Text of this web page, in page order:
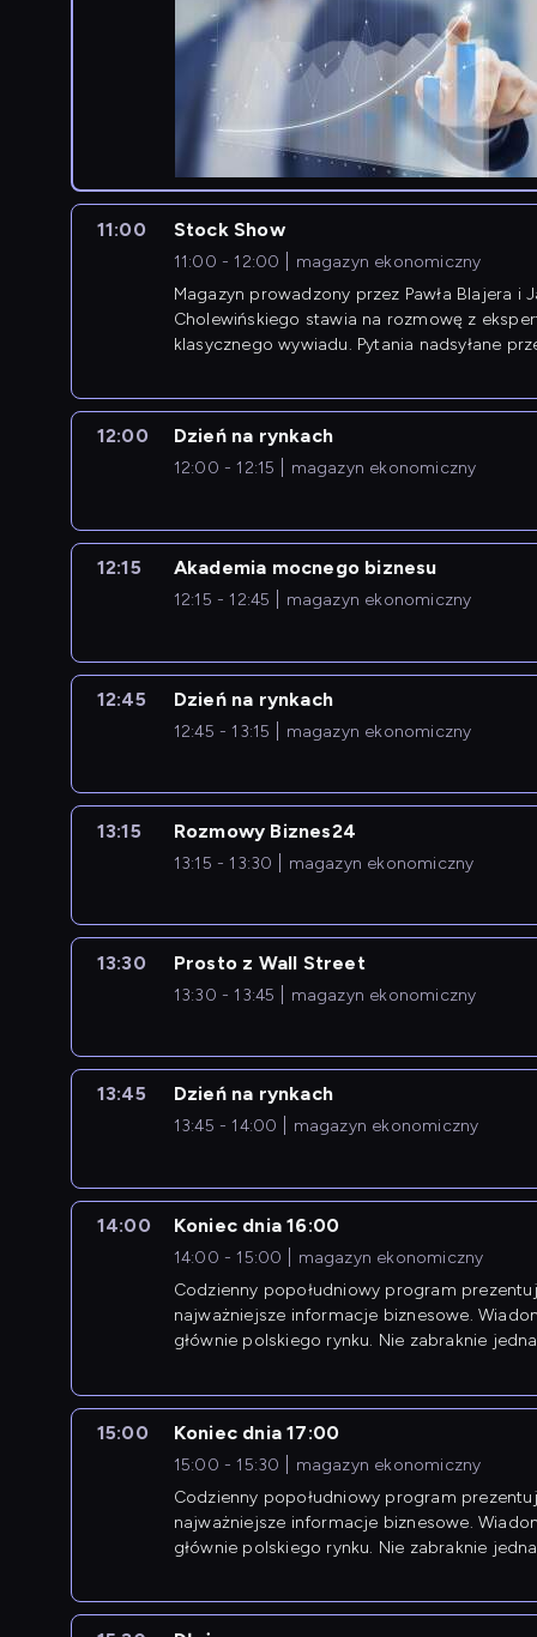
11:00 Stock Show
11:00 - 12:00
magazyn ekonomiczny
Magazyn prowadzony przez Pawła Blajera i
Cholewińskiego stawia na rozmowę z
klasycznego wywiadu. Pytania nadsyłane
12:00 Dzień na rynkach
12:00 - 12:15 magazyn ekonomiczny
12:15 Akademia mocnego biznesu
12:15 - 12:45 magazyn ekonomiczny
12:45 Dzień na rynkach
12:45 - 13:15 magazyn ekonomiczny
13:15 Rozmowy Biznes24
13:15 - 13:30 magazyn ekonomiczny
13:30 Prosto z Wall Street
13:30 - 13:45 magazyn ekonomiczny
13:45 Dzień na rynkach
13:45 - 14:00 magazyn ekonomiczny
14:00 Koniec dnia 16:00
14:00 - 15:00
magazyn ekonomiczny
Codzienny popołudniowy program
najważniejsze informacje biznesowe.
głównie polskiego rynku. Nie zabraknie
15:00 Koniec dnia 17:00
15:00 - 15:30
magazyn ekonomiczny
Codzienny popołudniowy program
najważniejsze informacje biznesowe.
głównie polskiego rynku. Nie zabraknie